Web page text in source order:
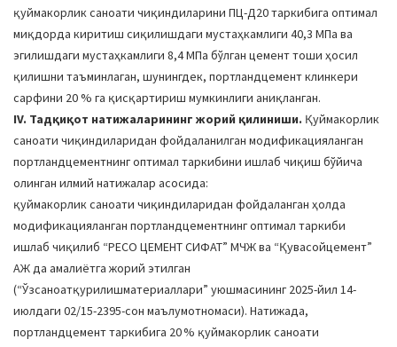
қуймакорлик саноати чиқиндиларини ПЦ-Д20 таркибига оптимал
миқдорда киритиш сиқилишдаги мустаҳкамлиги 40,3 МПа ва
эгилишдаги мустаҳкамлиги 8,4 МПа бўлган цемент тоши ҳосил
қилишни таъминлаган, шунингдек, портландцемент клинкери
сарфини 20 % га қисқартириш мумкинлиги аниқланган.
IV. Тадқиқот натижаларининг жорий қилиниши. Қуймакорлик
саноати чиқиндиларидан фойдаланилган модификацияланган
портландцементнинг оптимал таркибини ишлаб чиқиш бўйича
олинган илмий натижалар асосида:
қуймакорлик саноати чиқиндиларидан фойдаланган ҳолда
модификацияланган портландцементнинг оптимал таркиби
ишлаб чиқилиб “РЕCО ЦЕМЕНТ СИФАТ” МЧЖ ва “Қувасойцемент”
АЖ да амалиётга жорий этилган
(“Ўзсаноатқурилишматериаллари” уюшмасининг 2025-йил 14-
июлдаги 02/15-2395-сон маълумотномаси). Натижада,
портландцемент таркибига 20 % қуймакорлик саноати